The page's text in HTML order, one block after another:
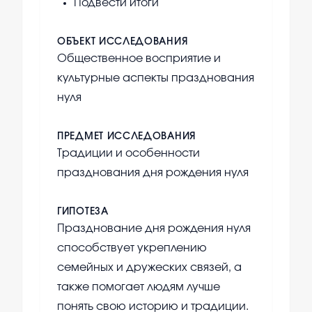
Подвести итоги
ОБЪЕКТ ИССЛЕДОВАНИЯ
Общественное восприятие и
культурные аспекты празднования
нуля
ПРЕДМЕТ ИССЛЕДОВАНИЯ
Традиции и особенности
празднования дня рождения нуля
ГИПОТЕЗА
Празднование дня рождения нуля
способствует укреплению
семейных и дружеских связей, а
также помогает людям лучше
понять свою историю и традиции.